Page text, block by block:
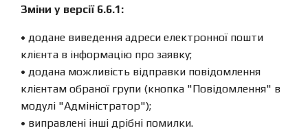
Зміни у версії 6.6.1:
• додане виведення адреси електронної пошти
клієнта в інформацію про заявку;
• додана можливість відправки повідомлення
клієнтам обраної групи (кнопка "Повідомлення" в
модулі "Адміністратор");
• виправлені інші дрібні помилки.